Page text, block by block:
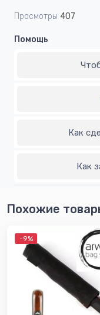
Просмотры 407
Помощь
Как
Как
Похожие
-9%